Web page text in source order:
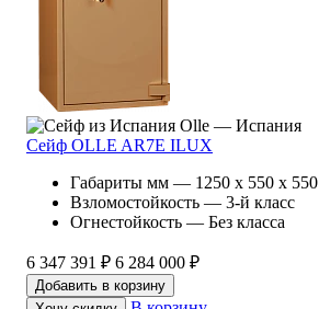
Olle — Испания
Сейф OLLE AR7E ILUX
Габариты мм — 1250 x 550 x 550
Взломостойкость — 3-й класс
Огнестойкость — Без класса
6 347 391 ₽ 6 284 000 ₽
Добавить в корзину